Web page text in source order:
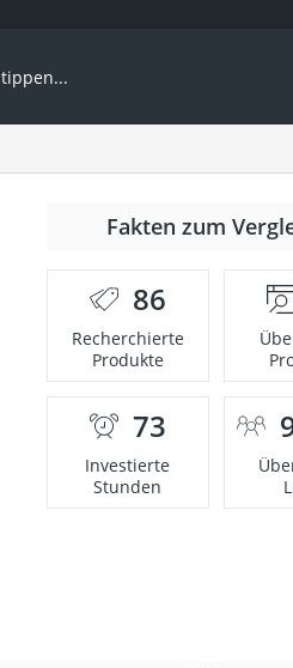
Fakten zum
86
Recherchierte
Produkte
73
Investierte
Stunden